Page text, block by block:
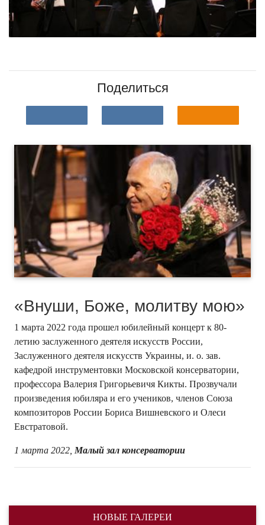
Поделиться
«Внуши, Боже, молитву мою»
1 марта 2022 года прошел юбилейный концерт к 80-
летию заслуженного деятеля искусств России,
Заслуженного деятеля искусств Украины, и. о. зав.
кафедрой инструментовки Московской консерватории,
профессора Валерия Григорьевичя Кикты. Прозвучали
произведения юбиляра и его учеников, членов Союза
композиторов России Бориса Вишневского и Олеси
Евстратовой.
1 марта 2022, Малый зал консерватории
НОВЫЕ ГАЛЕРЕИ